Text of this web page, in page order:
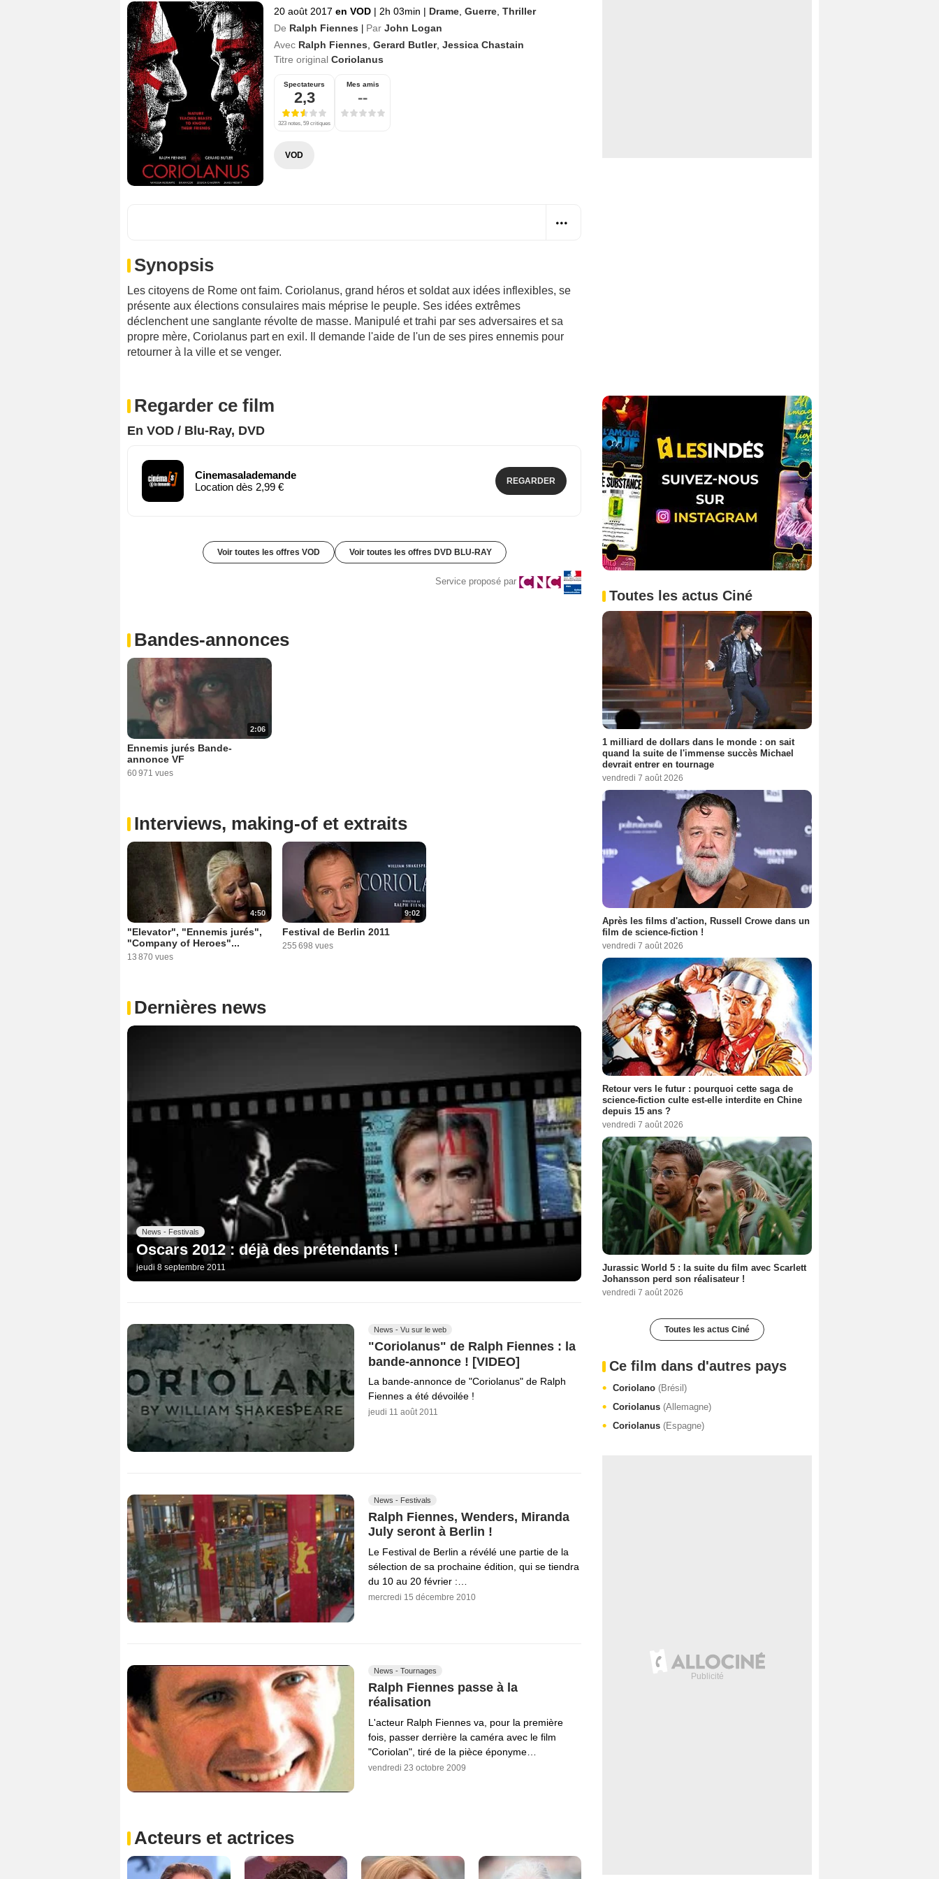
20 août 2017 en VOD | 2h 03min | Drame Guerre Thriller
De Ralph Fiennes | Par John Logan
Avec Ralph Fiennes Gerard Butler, Jessica Chastain
Titre original Coriolanus
Spectateurs
2,3
323 notes, 59 critiques
Mes amis
--
VOD
Synopsis
Les citoyens de Rome ont faim. Coriolanus, grand héros et soldat aux idées inflexibles, se
présente aux élections consulaires mais méprise le peuple. Ses idées extrêmes
déclenchent une sanglante révolte de masse. Manipulé et trahi par ses adversaires et sa
propre mère, Coriolanus part en exil. Il demande l'aide de l'un de ses pires ennemis pour
retourner à la ville et se venger.
Regarder ce film
En VOD / Blu-Ray, DVD
Cinemasalademande
Location dès 2,99 €
REGARDER
Voir toutes les offres VOD Voir toutes les offres DVD BLU-RAY
Service proposé par
Bandes-annonces
2:06
Ennemis jurés Bande-
annonce VF
60 971 vues
Interviews, making-of et extraits
4:50
"Elevator", "Ennemis jurés",
"Company of Heroes"...
13 870 vues
9:02
Festival de Berlin 2011
255 698 vues
Dernières news
News - Festivals
Oscars 2012 : déjà des prétendants !
jeudi 8 septembre 2011
News - Vu sur le web
"Coriolanus" de Ralph Fiennes : la
bande-annonce ! [VIDEO]
La bande-annonce de "Coriolanus" de Ralph
Fiennes a été dévoilée !
jeudi 11 août 2011
News - Festivals
Ralph Fiennes, Wenders, Miranda
July seront à Berlin !
Le Festival de Berlin a révélé une partie de la
sélection de sa prochaine édition, qui se tiendra
du 10 au 20 février :…
mercredi 15 décembre 2010
News - Tournages
Ralph Fiennes passe à la
réalisation
L'acteur Ralph Fiennes va, pour la première
fois, passer derrière la caméra avec le film
"Coriolan", tiré de la pièce éponyme…
vendredi 23 octobre 2009
Acteurs et actrices
Toutes les actus Ciné
1 milliard de dollars dans le monde : on sait
quand la suite de l'immense succès Michael
devrait entrer en tournage
vendredi 7 août 2026
Après les films d'action, Russell Crowe dans un
film de science-fiction !
vendredi 7 août 2026
Retour vers le futur : pourquoi cette saga de
science-fiction culte est-elle interdite en Chine
depuis 15 ans ?
vendredi 7 août 2026
Jurassic World 5 : la suite du film avec Scarlett
Johansson perd son réalisateur !
vendredi 7 août 2026
Toutes les actus Ciné
Ce film dans d'autres pays
Coriolano (Brésil)
Coriolanus (Allemagne)
Coriolanus (Espagne)